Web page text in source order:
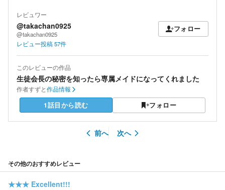
レビュワー
@takachan0925
@takachan0925
フォロー
レビュー投稿57件
このレビューの作品
生徒会長の秘密を知ったら専属メイドになってくれました
作者すずと作品情報
1話目から読む フォロー
前へ 次へ
その他のおすすめレビュー
★★★ Excellent!!!